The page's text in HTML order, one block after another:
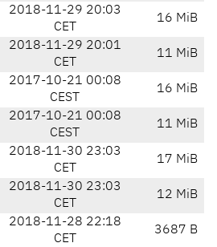
2018-11-29 20:03
CET
16 MiB
2018-11-29 20:01
CET
11 MiB
2017-10-21 00:08
CEST
16 MiB
2017-10-21 00:08
CEST
11 MiB
2018-11-30 23:03
CET
17 MiB
2018-11-30 23:03
CET
12 MiB
2018-11-28 22:18
CET
3687 B